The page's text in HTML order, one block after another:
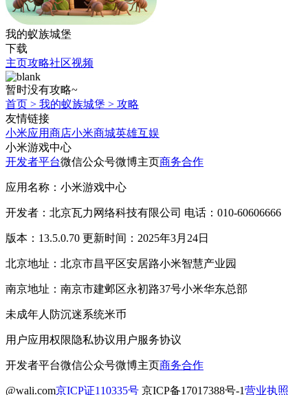
我的蚁族城堡
下载
主页攻略社区视频
暂时没有攻略~
首页 > 我的蚁族城堡 > 攻略
友情链接
小米应用商店小米商城英雄互娱
小米游戏中心
开发者平台微信公众号微博主页商务合作
应用名称：小米游戏中心
开发者：北京瓦力网络科技有限公司 电话：010-60606666
版本：13.5.0.70 更新时间：2025年3月24日
北京地址：北京市昌平区安居路小米智慧产业园
南京地址：南京市建邺区永初路37号小米华东总部
未成年人防沉迷系统米币
用户应用权限隐私协议用户服务协议
开发者平台微信公众号微博主页商务合作
@wali.com京ICP证110335号 京ICP备17017388号-1营业执照